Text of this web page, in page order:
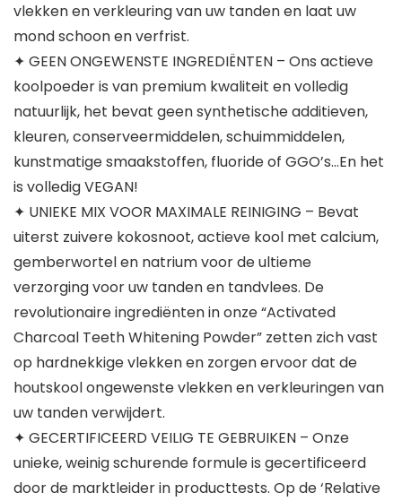
vlekken en verkleuring van uw tanden en laat uw
mond schoon en verfrist.
✦ GEEN ONGEWENSTE INGREDIËNTEN – Ons actieve
koolpoeder is van premium kwaliteit en volledig
natuurlijk, het bevat geen synthetische additieven,
kleuren, conserveermiddelen, schuimmiddelen,
kunstmatige smaakstoffen, fluoride of GGO’s…En het
is volledig VEGAN!
✦ UNIEKE MIX VOOR MAXIMALE REINIGING – Bevat
uiterst zuivere kokosnoot, actieve kool met calcium,
gemberwortel en natrium voor de ultieme
verzorging voor uw tanden en tandvlees. De
revolutionaire ingrediënten in onze “Activated
Charcoal Teeth Whitening Powder” zetten zich vast
op hardnekkige vlekken en zorgen ervoor dat de
houtskool ongewenste vlekken en verkleuringen van
uw tanden verwijdert.
✦ GECERTIFICEERD VEILIG TE GEBRUIKEN – Onze
unieke, weinig schurende formule is gecertificeerd
door de marktleider in producttests. Op de ‘Relative